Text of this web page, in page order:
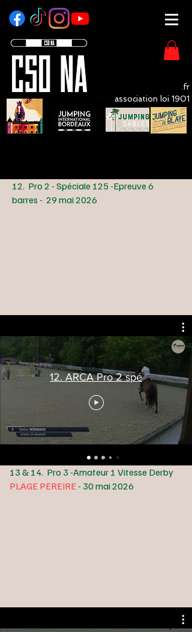
.fr
association loi 1901
LivOrganisation Compétition Equestre
12. Pro 2 - Spéciale 125 -Epreuve 6
barres - 29 mai 2026
12. ARCA Pro 2 spé
13 & 14. Pro 3 -Amateur 1 Vitesse Derby
PLAGE PEREIRE - 30 mai 2026